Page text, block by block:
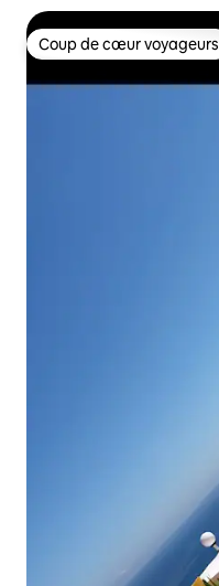
Coup de cœur voyageurs
Coup de cœur voyageurs